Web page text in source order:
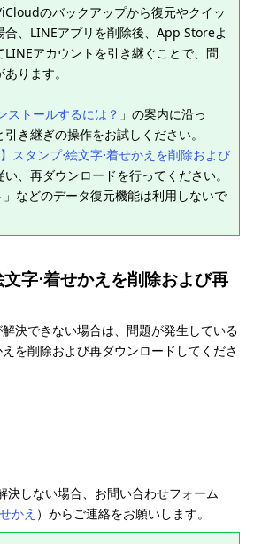
のバックアップから復元やクイッ
合、LINEアプリを削除後、App Storeよ
LINEアカウントを引き継ぐことで、問
ります。
ストールするには？ 」の案内に沿っ
き継ぎの操作をお試しください。
】スタンプ⋅絵文字⋅着せかえを削除および
い、再ダウンロードを行ってください。
などのデータ復元機能は利用しないで
文字⋅着せかえを削除および再
解決できない場合は、問題が発生している
えを削除および再ダウンロードしてくださ
決しない場合、お問い合わせフォーム
かえ ）からご連絡をお願いします。